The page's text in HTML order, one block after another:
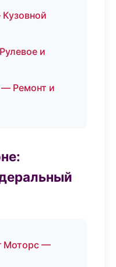
и
— Ремонт и
Моторс —